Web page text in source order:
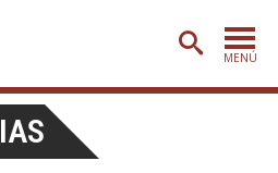
MENÚ
PORTADA